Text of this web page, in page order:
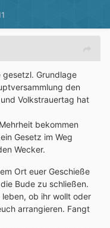
gesetzl. Grundlage
den
Volkstrauertag hat
bekommen
Gesetz im Weg
Wecker.
Ort euer Geschieße
Bude zu schließen.
ob ihr wollt oder
arrangieren. Fangt